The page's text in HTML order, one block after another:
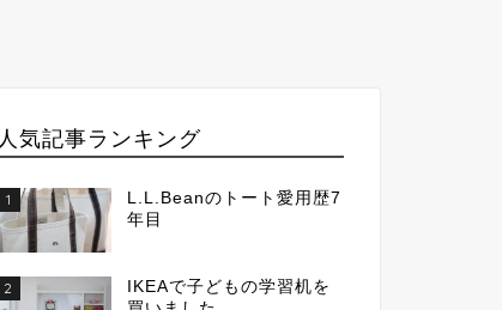
人気記事ランキング
1
L.L.Beanのトート愛用歴7
年目
2
IKEAで子どもの学習机を